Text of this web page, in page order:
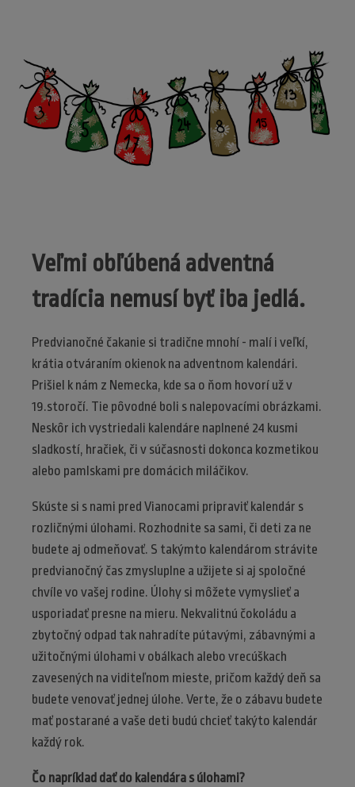
Veľmi obľúbená adventná
tradícia nemusí byť iba jedlá.
Predvianočné čakanie si tradične mnohí - malí i veľkí,
krátia otváraním okienok na adventnom kalendári.
Prišiel k nám z Nemecka, kde sa o ňom hovorí už v
19.storočí. Tie pôvodné boli s nalepovacími obrázkami.
Neskôr ich vystriedali kalendáre naplnené 24 kusmi
sladkostí, hračiek, či v súčasnosti dokonca kozmetikou
alebo pamlskami pre domácich miláčikov.
Skúste si s nami pred Vianocami pripraviť kalendár s
rozličnými úlohami. Rozhodnite sa sami, či deti za ne
budete aj odmeňovať. S takýmto kalendárom strávite
predvianočný čas zmysluplne a užijete si aj spoločné
chvíle vo vašej rodine. Úlohy si môžete vymyslieť a
usporiadať presne na mieru. Nekvalitnú čokoládu a
zbytočný odpad tak nahradíte pútavými, zábavnými a
užitočnými úlohami v obálkach alebo vrecúškach
zavesených na viditeľnom mieste, pričom každý deň sa
budete venovať jednej úlohe. Verte, že o zábavu budete
mať postarané a vaše deti budú chcieť takýto kalendár
každý rok.
Čo napríklad dať do kalendára s úlohami?